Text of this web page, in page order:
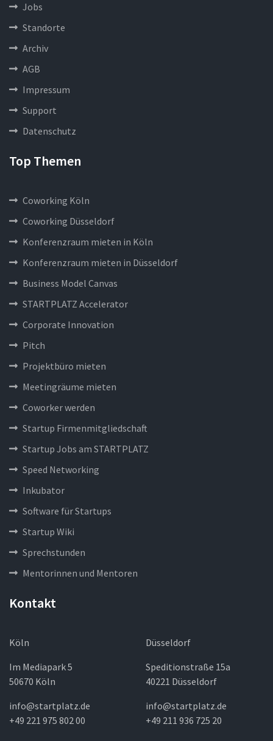
Jobs
Standorte
Archiv
AGB
Impressum
Support
Datenschutz
Top Themen
Coworking Köln
Coworking Düsseldorf
Konferenzraum mieten in Köln
Konferenzraum mieten in Düsseldorf
Business Model Canvas
STARTPLATZ Accelerator
Corporate Innovation
Pitch
Projektbüro mieten
Meetingräume mieten
Coworker werden
Startup Firmenmitgliedschaft
Startup Jobs am STARTPLATZ
Speed Networking
Inkubator
Software für Startups
Startup Wiki
Sprechstunden
Mentorinnen und Mentoren
Kontakt
Köln
Im Mediapark 5
50670 Köln
info@startplatz.de
+49 221 975 802 00
Düsseldorf
Speditionstraße 15a
40221 Düsseldorf
info@startplatz.de
+49 211 936 725 20